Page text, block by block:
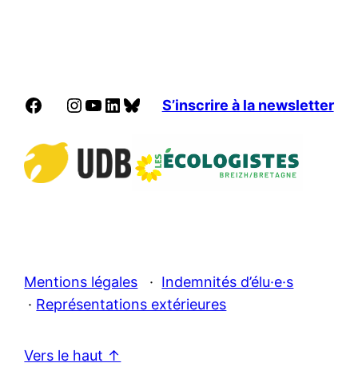
Facebook
Instagram
YouTube
LinkedIn
BlueskyS’inscrire à la newsletter
Mentions légales · Indemnités d’élu·e·s
· Représentations extérieures
Vers le haut ↑